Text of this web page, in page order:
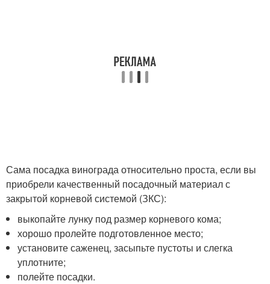
Сама посадка винограда относительно проста, если вы
приобрели качественный посадочный материал с
закрытой корневой системой (ЗКС):
выкопайте лунку под размер корневого кома;
хорошо пролейте подготовленное место;
установите саженец, засыпьте пустоты и слегка
уплотните;
полейте посадки.